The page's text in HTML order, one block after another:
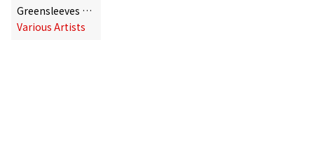
Greensleeves Rhythm Album #40: Egyptian
Various Artists